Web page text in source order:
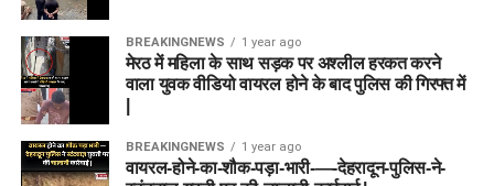
BREAKINGNEWS 1 year ago
मेरठ में महिला के साथ सड़क पर अश्लील हरकत करने
वाला युवक वीडियो वायरल होने के बाद पुलिस की गिरफ्त में
BREAKINGNEWS 1 year ago
वायरल-होने-का-शौक-पड़ा-भारी-—-देहरादून-पुलिस-ने-